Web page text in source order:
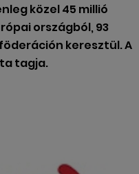
közel 45 millió
országból, 93
keresztül. A
tagja.